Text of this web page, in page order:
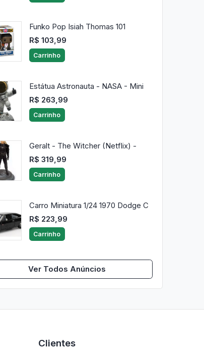
Funko Pop Isiah Thomas 101
R$ 103,99
Carrinho
Estátua Astronauta - NASA - Mini
R$ 263,99
Carrinho
Geralt - The Witcher (Netflix) -
R$ 319,99
Carrinho
Carro Miniatura 1/24 1970 Dodge C
R$ 223,99
Carrinho
Ver Todos Anúncios
Clientes